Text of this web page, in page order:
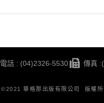
電話 : (04)2326-5530 傳真
©2021 華格那出版有限公司 版權